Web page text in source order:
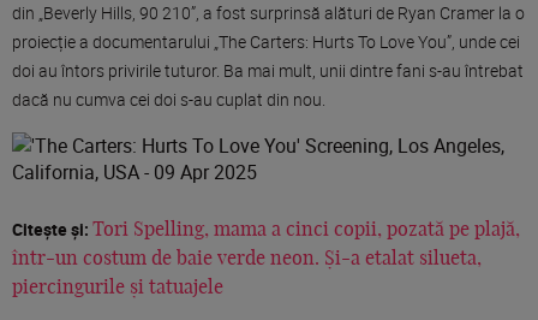
din „Beverly Hills, 90 210”, a fost surprinsă alături de Ryan Cramer la o
proiecție a documentarului „The Carters: Hurts To Love You”, unde cei
doi au întors privirile tuturor. Ba mai mult, unii dintre fani s-au întrebat
dacă nu cumva cei doi s-au cuplat din nou.
Citește și: Tori Spelling, mama a cinci copii, pozată pe plajă,
într-un costum de baie verde neon. Și-a etalat silueta,
piercingurile și tatuajele